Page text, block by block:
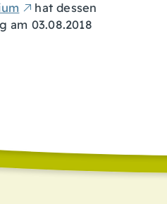
hat dessen
am 03.08.2018